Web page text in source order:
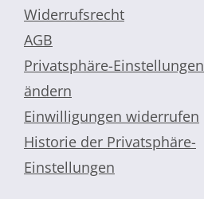
Widerrufsrecht
AGB
Privatsphäre-Einstellungen
ändern
Einwilligungen widerrufen
Historie der Privatsphäre-
Einstellungen